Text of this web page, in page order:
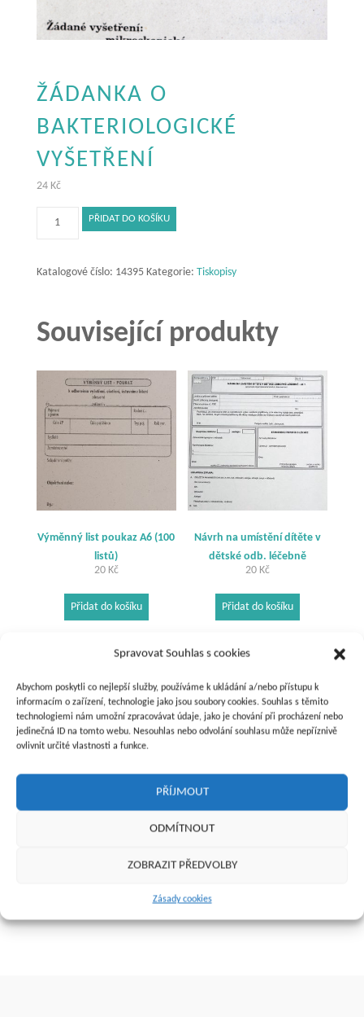
Spravovat Souhlas s cookies
Abychom poskytli co nejlepší služby, používáme k ukládání a/nebo přístupu k
informacím o zařízení, technologie jako jsou soubory cookies. Souhlas s těmito
technologiemi nám umožní zpracovávat údaje, jako je chování při procházení nebo
jedinečná ID na tomto webu. Nesouhlas nebo odvolání souhlasu může nepříznivě
ovlivnit určité vlastnosti a funkce.
PŘÍJMOUT
ODMÍTNOUT
ZOBRAZIT PŘEDVOLBY
Zásady cookies
ŽÁDANKA O
BAKTERIOLOGICKÉ
VYŠETŘENÍ
24 Kč
Žádanka
vyšetření
PŘIDAT DO KOŠÍKU
Katalogové číslo: 14395 Kategorie: Tiskopisy
Související produkty
Výměnný list poukaz A6 (100
listů)
20 Kč
Přidat do košíku
Návrh na umístění dítěte v
dětské odb. léčebně
20 Kč
Přidat do košíku
Recept – volné listy do PC
Seznam očkovanců (starší)